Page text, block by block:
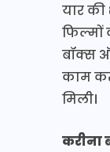
यार की
फिल्मों
बॉक्स
काम
मिली।
करीना